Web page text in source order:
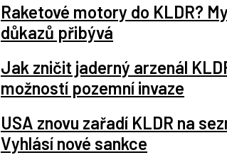
Raketové motory do KLDR?
důkazů přibývá
Jak zničit jaderný arzenál
možností pozemní invaze
USA znovu zařadí KLDR na
Vyhlásí nové sankce